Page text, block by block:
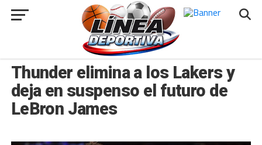
###
INTERNACIONAL
Thunder elimina a los Lakers y
deja en suspenso el futuro de
LeBron James